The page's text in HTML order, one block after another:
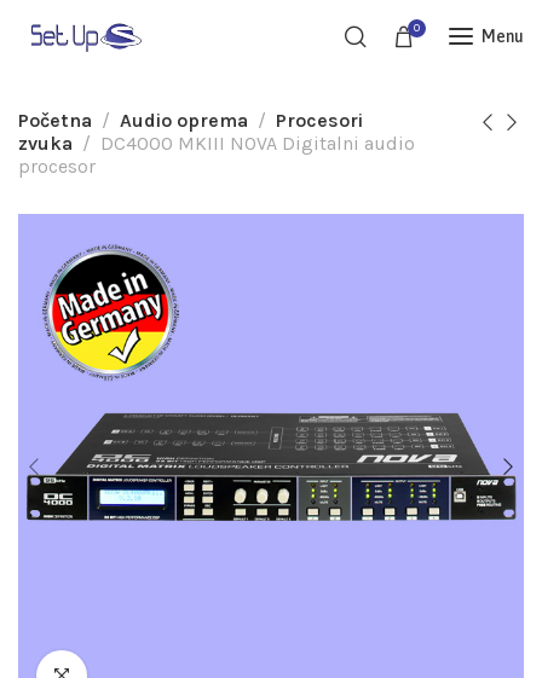
0 Menu
Početna Audio oprema
Procesori
zvuka
DC4000 MKIII NOVA Digitalni audio
procesor